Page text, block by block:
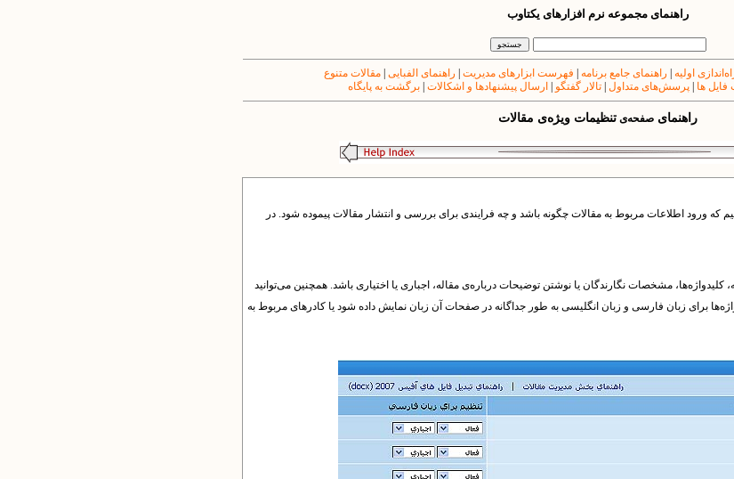
راهنمای مجموعه نرم افزارهای یکتاوب
اولیه راهنمای جامع برنامه فهرست ابزارهای مدیریت راهنمای الفبایی |مقالات متنوع
ها پرسش‌های متداول تالار گفتگو ارسال پیشنهادها و اشکالات برگشت به پایگاه
راهنمای صفحه‌ی تنظیمات ویژه‌ی مقالات
اطلاعات مربوط به مقالات چگونه باشد و چه فرایندی برای بررسی و انتشار مقالات پیموده شود. در
مشخصات نگارندگان یا نوشتن توضیحات درباره‌ی مقاله، اجباری یا اختیاری باشد. همچنین می‌توانید
برای زبان فارسی و زبان انگلیسی به طور جداگانه در صفحات آن زبان نمایش داده شود یا کادرهای مربوط به